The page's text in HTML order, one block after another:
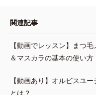
関連記事
【動画でレッスン】まつ
＆マスカラの基本の使い
【動画あり】オルビスユ
とは？